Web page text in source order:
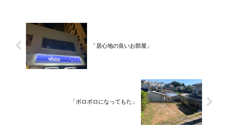
「居心地の良いお部屋」
「ボロボロになってもた」